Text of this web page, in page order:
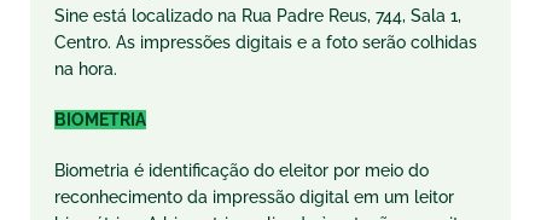
Sine está localizado na Rua Padre Reus, 744, Sala 1,
Centro. As impressões digitais e a foto serão colhidas
na hora.
BIOMETRIA
Biometria é identificação do eleitor por meio do
reconhecimento da impressão digital em um leitor